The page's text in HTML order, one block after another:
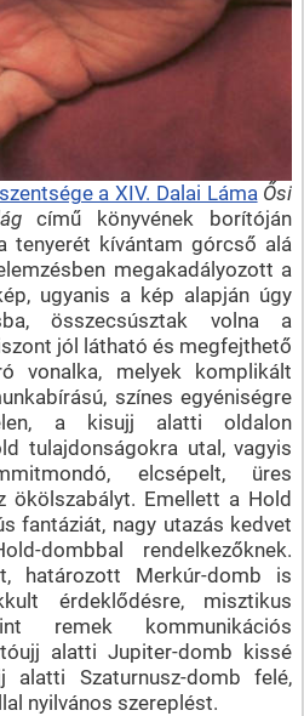
a XIV. Dalai Láma Ősi
című könyvének borítóján
tenyerét kívántam górcső alá
megakadályozott a
ugyanis a kép alapján úgy
összecsúsztak volna a
jól látható és megfejthető
vonalka, melyek komplikált
színes egyéniségre
a kisujj alatti oldalon
tulajdonságokra utal, vagyis
elcsépelt, üres
ökölszabályt. Emellett a Hold
fantáziát, nagy utazás kedvet
dombbal rendelkezőknek.
határozott Merkúr-domb is
érdeklődésre, misztikus
remek kommunikációs
alatti Jupiter-domb kissé
Szaturnusz-domb felé,
nyilvános szereplést.